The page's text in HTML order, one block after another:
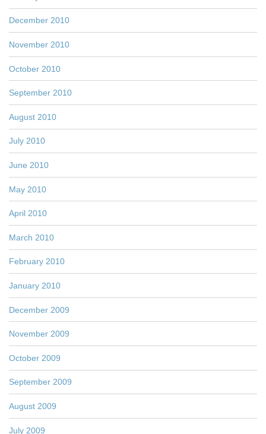
December 2010
November 2010
October 2010
September 2010
August 2010
July 2010
June 2010
May 2010
April 2010
March 2010
February 2010
January 2010
December 2009
November 2009
October 2009
September 2009
August 2009
July 2009